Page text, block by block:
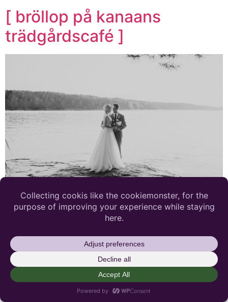
[ bröllop på kanaans
trädgårdscafé ]
Kanaans trädgårdscafé var ett självklart val för Maja
och Martin när de gifte sig i augusti 2019. Rebecka
bland annat porträttbilder i vattnet under solnedgången.